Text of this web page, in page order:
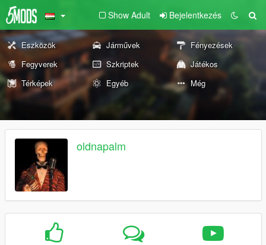
Show Adult Bejelentkezés
Eszközök Járművek
Fényezések
Fegyverek
Szkriptek
Játékos
Térképek
Egyéb Még
oldnapalm